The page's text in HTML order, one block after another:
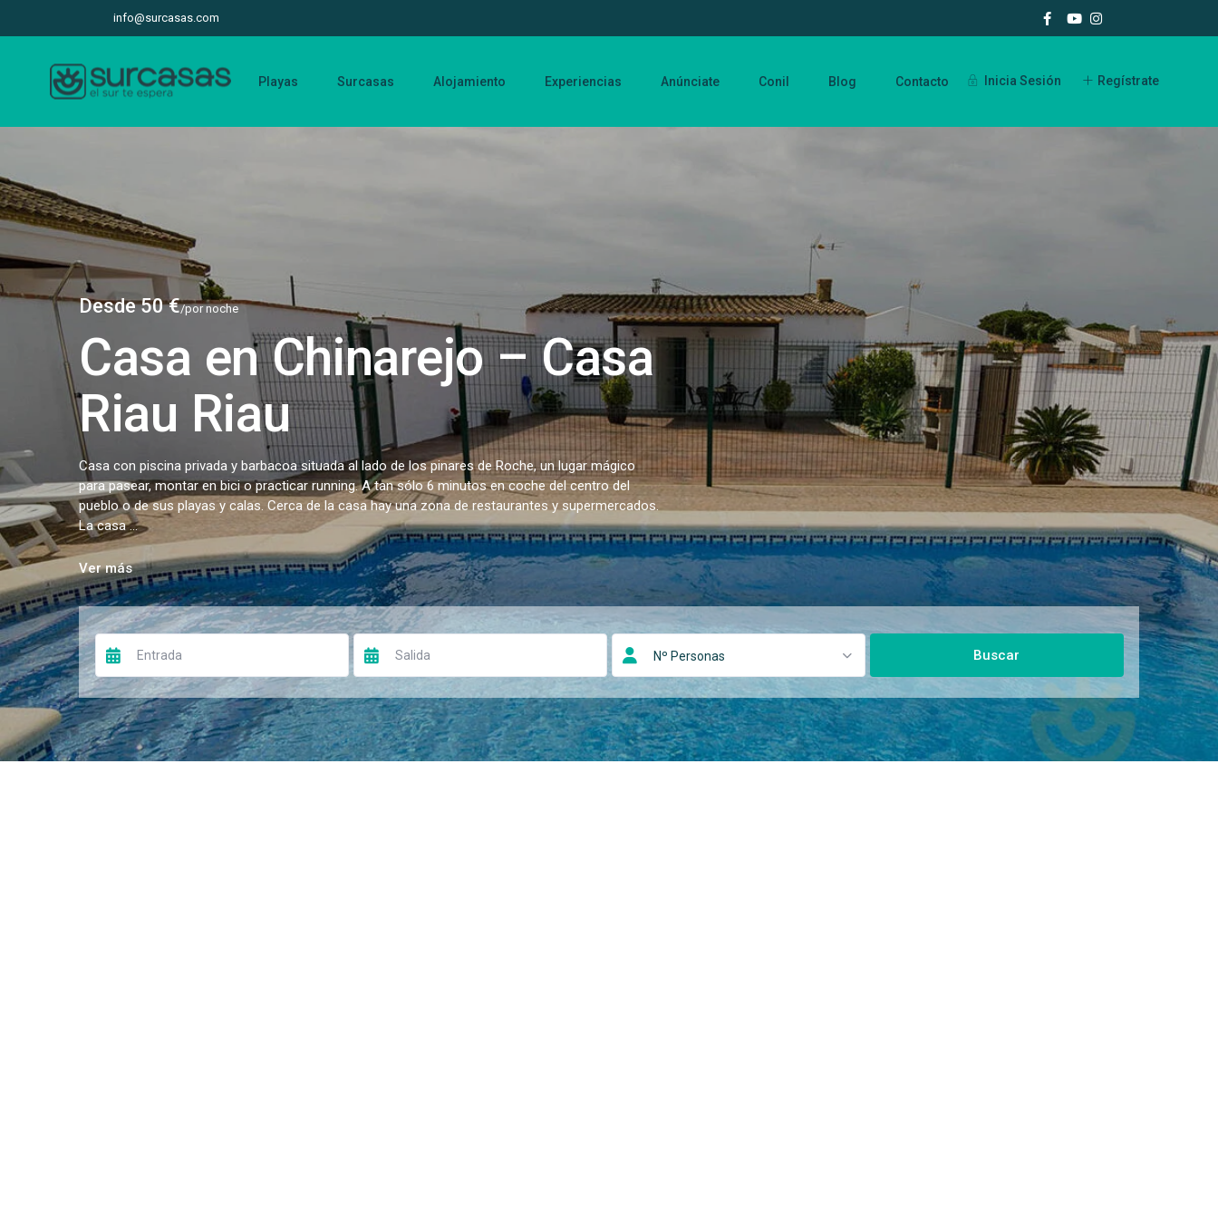
info@surcasas.com
Inicia Sesión Regístrate
Playas Surcasas Alojamiento Experiencias Anúnciate Conil Blog Contacto
Desde 50 €/por noche
Casa en Chinarejo – Casa
Riau Riau
Casa con piscina privada y barbacoa situada al lado de los pinares de Roche, un lugar mágico
para pasear, montar en bici o practicar running. A tan sólo 6 minutos en coche del centro del
pueblo o de sus playas y calas. Cerca de la casa hay una zona de restaurantes y supermercados.
La casa ...
Ver más
Nº Personas